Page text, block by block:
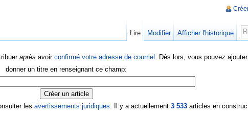
après avoir confirmé votre adresse de courriel . Dès lors, vous pouvez
donner un titre en renseignant ce champ:
les avertissements juridiques. Il y a actuellement 3 533articles en
Lire Modifier Afficher l'historique